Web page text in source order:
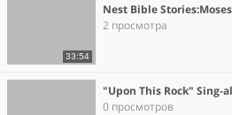
33:54
Nest Bible Stories:Moses
2 просмотра
"Upon This Rock" Sing-
0 просмотров